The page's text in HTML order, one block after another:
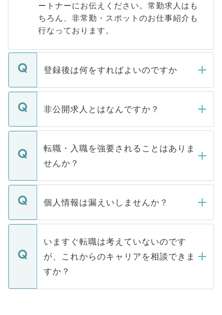
ートナーにお伝えください。常勤求人はも
ちろん、非常勤・スポットのお仕事紹介も
行なっております。
登録後は何をすればよいのですか
ご登録いただきましたら、弊社担当者がご
登録内容を確認し、その後メールもしくは
ます。通常、5営業日以内にはご連絡をせて
いただきますので、しばらくお待ちくださ
非公開求人とはなんですか？
マイナビDOCTORで取り扱っている求人の
うち約3割は、Webサイトからご覧いただ
けない「非公開求人」です。非公開求人は
下記の理由によって、一般には公開してい
ません。
■応募殺到を避けるため 人気のある医療機
関を公にしてしまうと、応募が殺到する場
に、医療機関が求める条件に合った人材の
みを人材紹介会社に依頼するケースが増え
ています。
転職・入職を強要されることはありま
せんか？
転職・入職を強要することは一切ありませ
ん。また、仮に応募先から内定をいただい
定を承諾する必要はありません。内定先へ
の辞退の連絡はキャリアパートナーが行い
個人情報は漏えいしませんか？
個人情報が漏えいすることはありませんの
で、ご安心ください。当サイトからの登録
などで収集したご登録者様の個人情報は、
ご本人のキャリアアップおよび転職活動の
支援を目的に使用いたします。お預かりし
ているすべての個人データはご本人の許可
いますぐ転職は考えていないのです
が、これからのキャリアを相談できま
すか？